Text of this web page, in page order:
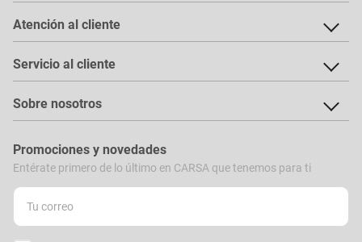
Atención al cliente
Servicio al cliente
Sobre nosotros
Promociones y novedades
Entérate primero de lo último en CARSA que tenemos para ti